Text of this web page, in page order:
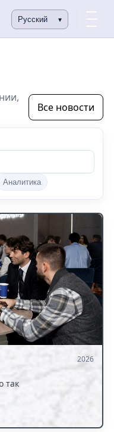
Все новости
Аналитика
2026
так